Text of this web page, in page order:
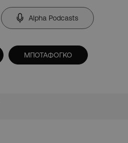
Alpha Podcasts
ΜΠΟΤΑΦΟΓΚΟ